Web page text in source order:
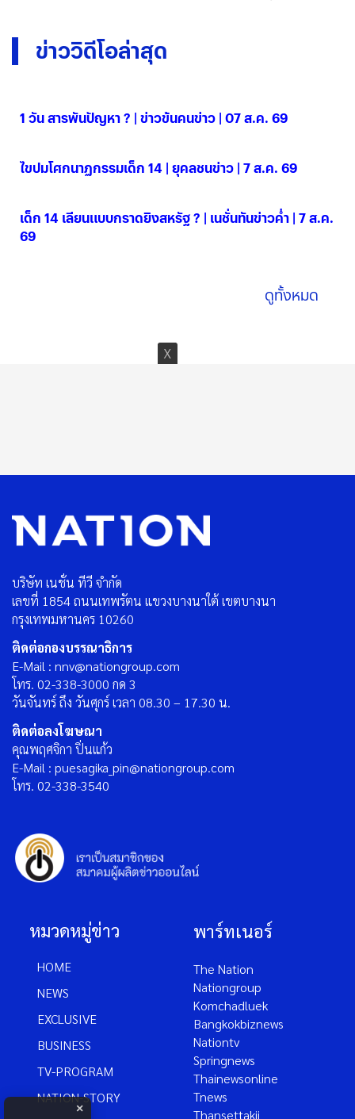
ข่าววิดีโอล่าสุด
1 วัน สารพันปัญหา ? | ข่าวข้นคนข่าว | 07 ส.ค. 69
ไขปมโศกนาฏกรรมเด็ก 14 | ยุคลชนข่าว | 7 ส.ค. 69
เด็ก 14 เลียนแบบกราดยิงสหรัฐ ? | เนชั่นทันข่าวค่ำ | 7 ส.ค.
69
ดูทั้งหมด
บริษัท เนชั่น ทีวี จำกัด
เลขที่ 1854 ถนนเทพรัตน แขวงบางนาใต้ เขตบางนา
กรุงเทพมหานคร 10260
ติดต่อกองบรรณาธิการ
E-Mail : nnv@nationgroup.com
โทร. 02-338-3000 กด 3
วันจันทร์ ถึง วันศุกร์ เวลา 08.30 – 17.30 น.
ติดต่อลงโฆษณา
คุณพฤศจิกา ปิ่นแก้ว
E-Mail : puesagika_pin@nationgroup.com
โทร. 02-338-3540
หมวดหมู่ข่าว
HOME
NEWS
EXCLUSIVE
BUSINESS
TV-PROGRAM
NATION-STORY
พาร์ทเนอร์
The Nation
Nationgroup
Komchadluek
Bangkokbiznews
Nationtv
Springnews
Thainewsonline
Tnews
Thansettakij
×